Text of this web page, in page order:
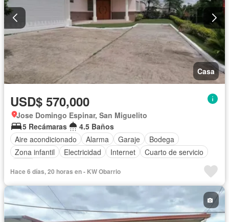
Casa
USD$ 570,000
Jose Domingo Espinar, San Miguelito
5 Recámaras
4.5 Baños
Aire acondicionado
Alarma Garaje
Bodega
Zona infantil
Electricidad Internet
Cuarto de servicio
Hace 6 días, 20 horas en - KW Obarrio